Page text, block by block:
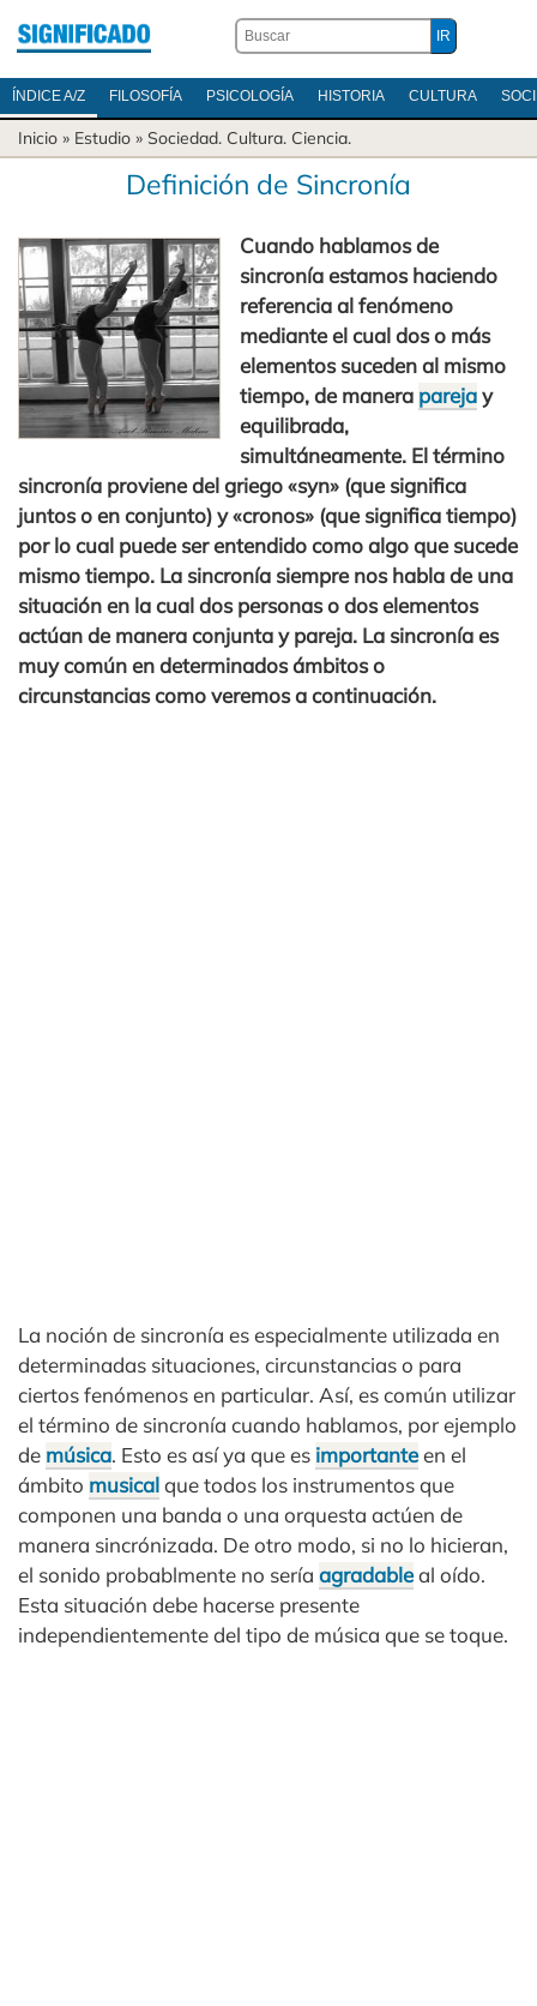
ÍNDICE A/Z FILOSOFÍA PSICOLOGÍA HISTORIA CULTURA
Inicio » Estudio » Sociedad. Cultura. Ciencia.
Definición de Sincronía
Cuando hablamos de
sincronía estamos haciendo
referencia al fenómeno
mediante el cual dos o más
elementos suceden al mismo
tiempo, de manera parejay
equilibrada,
simultáneamente. El término
sincronía proviene del griego «syn» (que significa
juntos o en conjunto) y «cronos» (que significa tiempo)
por lo cual puede ser entendido como algo que sucede
mismo tiempo. La sincronía siempre nos habla de una
situación en la cual dos personas o dos elementos
actúan de manera conjunta y pareja. La sincronía es
muy común en determinados ámbitos o
circunstancias como veremos a continuación.
La noción de sincronía es especialmente utilizada en
determinadas situaciones, circunstancias o para
ciertos fenómenos en particular. Así, es común utilizar
el término de sincronía cuando hablamos, por ejemplo
de música. Esto es así ya que es importanteen el
ámbito musicalque todos los instrumentos que
componen una banda o una orquesta actúen de
manera sincrónizada. De otro modo, si no lo hicieran,
el sonido probablmente no sería agradableal oído.
Esta situación debe hacerse presente
independientemente del tipo de música que se toque.